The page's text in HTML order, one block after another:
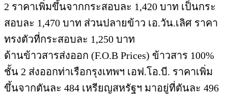
2 ราคาเพิ่มขึ้นจากกระสอบละ 1,420 บาท เป็นกระ
สอบละ 1,470 บาท ส่วนปลายข้าว เอ.วัน.เลิศ ราคา
ทรงตัวที่กระสอบละ 1,250 บาท
ด้านข้าวสารส่งออก (F.O.B Prices) ข้าวสาร 100%
ชั้น 2 ส่งออกท่าเรือกรุงเทพฯ เอฟ.โอ.บี. ราคาเพิ่ม
ขึ้นจากตันละ 484 เหรียญสหรัฐฯ มาอยู่ที่ตันละ 496